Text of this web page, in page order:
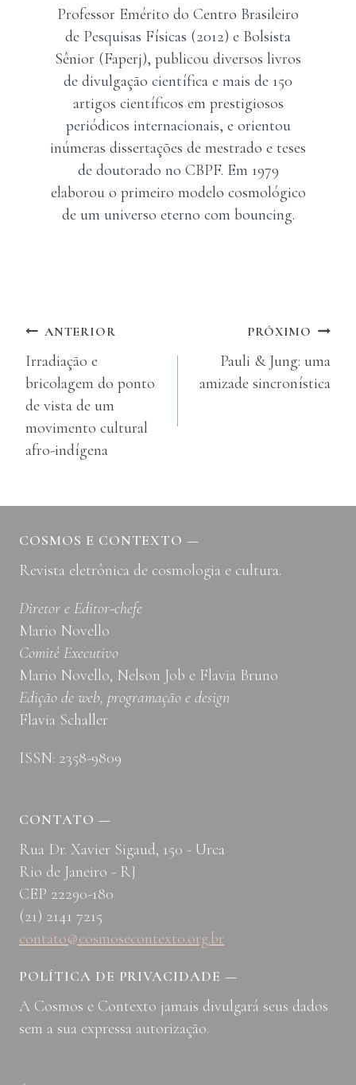
Professor Emérito do Centro Brasileiro
de Pesquisas Físicas (2012) e Bolsista
Sênior (Faperj), publicou diversos livros
de divulgação científica e mais de 150
artigos científicos em prestigiosos
periódicos internacionais, e orientou
inúmeras dissertações de mestrado e teses
de doutorado no CBPF. Em 1979
elaborou o primeiro modelo cosmológico
de um universo eterno com bouncing.
Navegação
de
Post
ANTERIOR
Irradiação e
bricolagem do ponto
de vista de um
movimento cultural
afro-indígena
PRÓXIMO
Pauli & Jung: uma
amizade sincronística
COSMOS E CONTEXTO—
Revista eletrônica de cosmologia e cultura.
Diretor e Editor-chefe
Mario Novello
Comitê Executivo
Mario Novello, Nelson Job e Flavia Bruno
Edição de web, programação e design
Flavia Schaller
ISSN: 2358-9809
CONTATO —
Rua Dr. Xavier Sigaud, 150 - Urca
Rio de Janeiro - RJ
CEP 22290-180
(21) 2141 7215
contato@cosmosecontexto.org.br
POLÍTICA DE PRIVACIDADE—
A Cosmos e Contexto jamais divulgará seus dados
sem a sua expressa autorização.